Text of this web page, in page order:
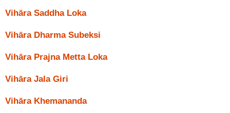
Vihāra Saddha Loka
Vihāra Dharma Subeksi
Vihāra Prajna Metta Loka
Vihāra Jala Giri
Vihāra Khemananda